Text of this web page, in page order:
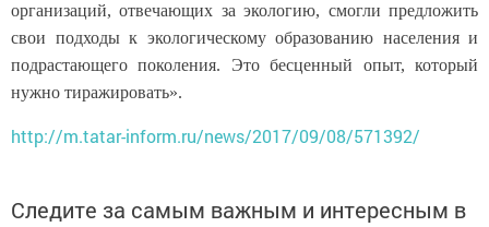
организаций, отвечающих за экологию, смогли предложить
свои подходы к экологическому образованию населения и
подрастающего поколения. Это бесценный опыт, который
нужно тиражировать».
http://m.tatar-inform.ru/news/2017/09/08/571392/
Следите за самым важным и интересным в